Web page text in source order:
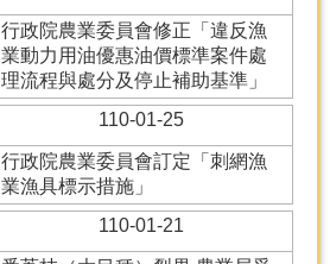
行政院農業委員會修正「違反漁
業動力用油優惠油價標準案件處
理流程與處分及停止補助基準」
110-01-25
行政院農業委員會訂定「刺網漁
業漁具標示措施」
110-01-21